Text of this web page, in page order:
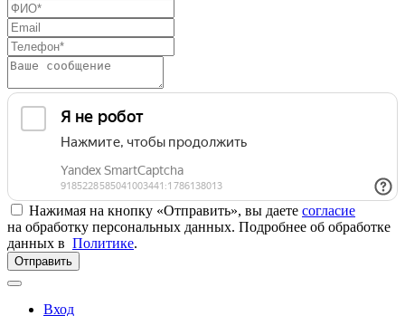
Нажимая на кнопку «Отправить», вы даете согласие
на обработку персональных данных. Подробнее об обработке
данных в Политике.
Отправить
Вход